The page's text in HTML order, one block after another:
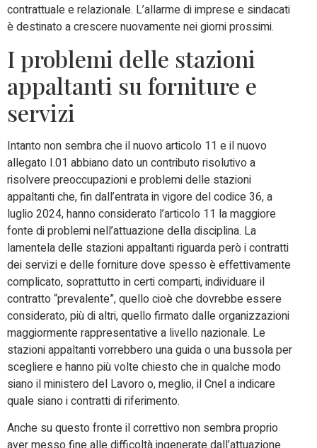
contrattuale e relazionale. L’allarme di imprese e sindacati
è destinato a crescere nuovamente nei giorni prossimi.
I problemi delle stazioni
appaltanti su forniture e
servizi
Intanto non sembra che il nuovo articolo 11 e il nuovo
allegato I.01 abbiano dato un contributo risolutivo a
risolvere preoccupazioni e problemi delle stazioni
appaltanti che, fin dall’entrata in vigore del codice 36, a
luglio 2024, hanno considerato l’articolo 11 la maggiore
fonte di problemi nell’attuazione della disciplina. La
lamentela delle stazioni appaltanti riguarda però i contratti
dei servizi e delle forniture dove spesso è effettivamente
complicato, soprattutto in certi comparti, individuare il
contratto “prevalente”, quello cioè che dovrebbe essere
considerato, più di altri, quello firmato dalle organizzazioni
maggiormente rappresentative a livello nazionale. Le
stazioni appaltanti vorrebbero una guida o una bussola per
scegliere e hanno più volte chiesto che in qualche modo
siano il ministero del Lavoro o, meglio, il Cnel a indicare
quale siano i contratti di riferimento.
Anche su questo fronte il correttivo non sembra proprio